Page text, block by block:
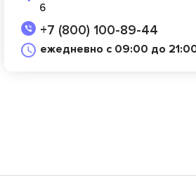
6
+7 (800) 100-89-44
ежедневно с 09:00 до